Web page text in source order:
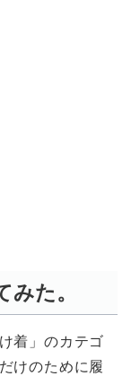
た。
着」のカテゴ
けのために履